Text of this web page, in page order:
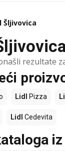
Šljivovica
rezultate
Lidl Pizza
Lidl Cedevita